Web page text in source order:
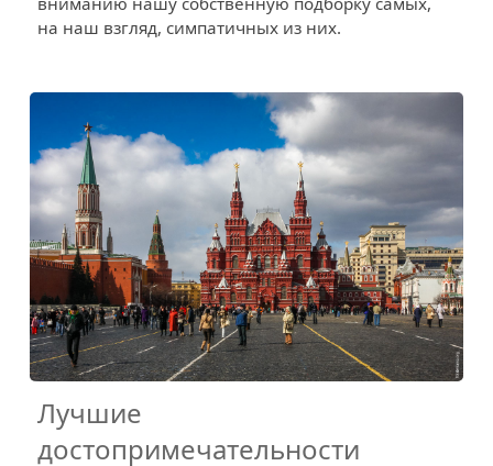
на наш взгляд, симпатичных из них.
Лучшие
достопримечательности